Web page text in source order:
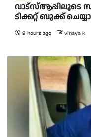
വാട്‌സ്ആപ്പിലൂടെ
ടിക്കറ്റ് ബുക്ക്
9 hours ago vinaya k